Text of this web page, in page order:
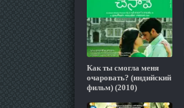
Как ты смогла меня
очаровать? (индийский
фильм) (2010)